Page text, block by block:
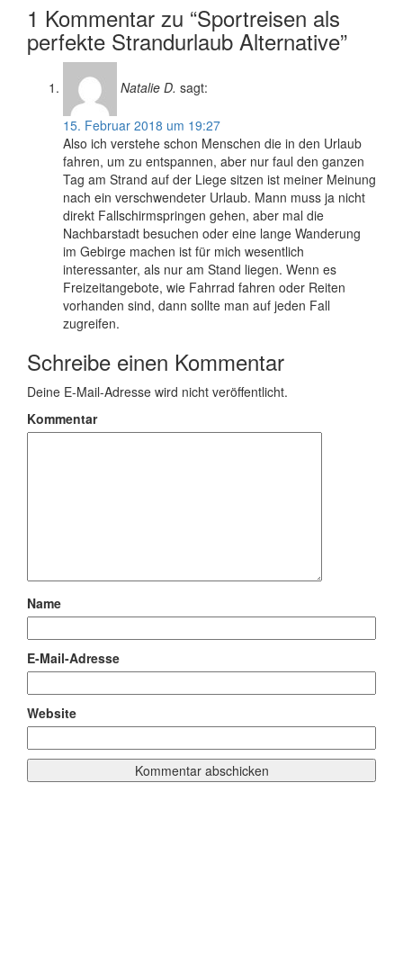
1 Kommentar zu “Sportreisen als
perfekte Strandurlaub Alternative”
Natalie D. sagt:
15. Februar 2018 um 19:27
Also ich verstehe schon Menschen die in den Urlaub
fahren, um zu entspannen, aber nur faul den ganzen
Tag am Strand auf der Liege sitzen ist meiner Meinung
nach ein verschwendeter Urlaub. Mann muss ja nicht
direkt Fallschirmspringen gehen, aber mal die
Nachbarstadt besuchen oder eine lange Wanderung
im Gebirge machen ist für mich wesentlich
interessanter, als nur am Stand liegen. Wenn es
Freizeitangebote, wie Fahrrad fahren oder Reiten
vorhanden sind, dann sollte man auf jeden Fall
zugreifen.
Schreibe einen Kommentar
Deine E-Mail-Adresse wird nicht veröffentlicht.
Kommentar
Name
E-Mail-Adresse
Website